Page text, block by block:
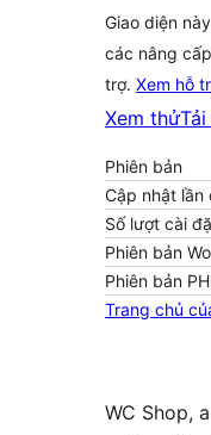
Giao diện
các nâng
trợ. Xem hỗ
Xem thử
Phiên bản
Cập nhật lần
Số lượt cài
Phiên bản
Phiên bản
Trang chủ
WC Shop,